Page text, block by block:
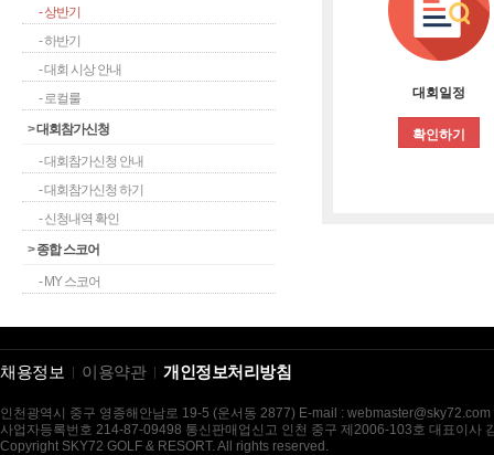
- 상반기
- 하반기
- 대회 시상 안내
- 로컬룰
>대회참가신청
- 대회참가신청 안내
- 대회참가신청 하기
- 신청내역 확인
>종합 스코어
- MY 스코어
대회일정
확인하기
채용정보 이용약관 개인정보처리방침
인천광역시 중구 영종해안남로 19-5 (운서동 2877) E-mail : webmaster@sky72.com
사업자등록번호 214-87-09498 통신판매업신고 인천 중구 제2006-103호 대표이사
Copyright SKY72 GOLF & RESORT. All rights reserved.